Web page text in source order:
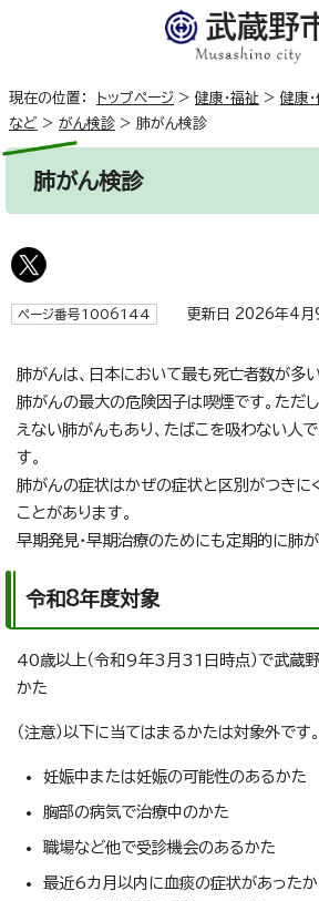
現在の位置： トップページ > 健康・福祉 > 健康
など > がん検診 > 肺がん検診
肺がん検診
ページ番号1006144 更新日 2026年4月
肺がんは、日本において最も死亡者数が多い
肺がんの最大の危険因子は喫煙です。ただ
えない肺がんもあり、たばこを吸わない人
す。
肺がんの症状はかぜの症状と区別がつきに
ことがあります。
早期発見・早期治療のためにも定期的に肺が
令和8年度対象
40歳以上（令和9年3月31日時点）で武蔵
かた
（注意）以下に当てはまるかたは対象外です。
妊娠中または妊娠の可能性のあるかた
胸部の病気で治療中のかた
職場など他で受診機会のあるかた
最近6カ月以内に血痰の症状があったか